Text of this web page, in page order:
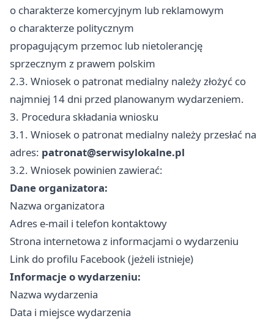
o charakterze komercyjnym lub reklamowym
o charakterze politycznym
propagującym przemoc lub nietolerancję
sprzecznym z prawem polskim
2.3. Wniosek o patronat medialny należy złożyć co
najmniej 14 dni przed planowanym wydarzeniem.
3. Procedura składania wniosku
3.1. Wniosek o patronat medialny należy przesłać na
adres: patronat@serwisylokalne.pl
3.2. Wniosek powinien zawierać:
Dane organizatora:
Nazwa organizatora
Adres e-mail i telefon kontaktowy
Strona internetowa z informacjami o wydarzeniu
Link do profilu Facebook (jeżeli istnieje)
Informacje o wydarzeniu:
Nazwa wydarzenia
Data i miejsce wydarzenia